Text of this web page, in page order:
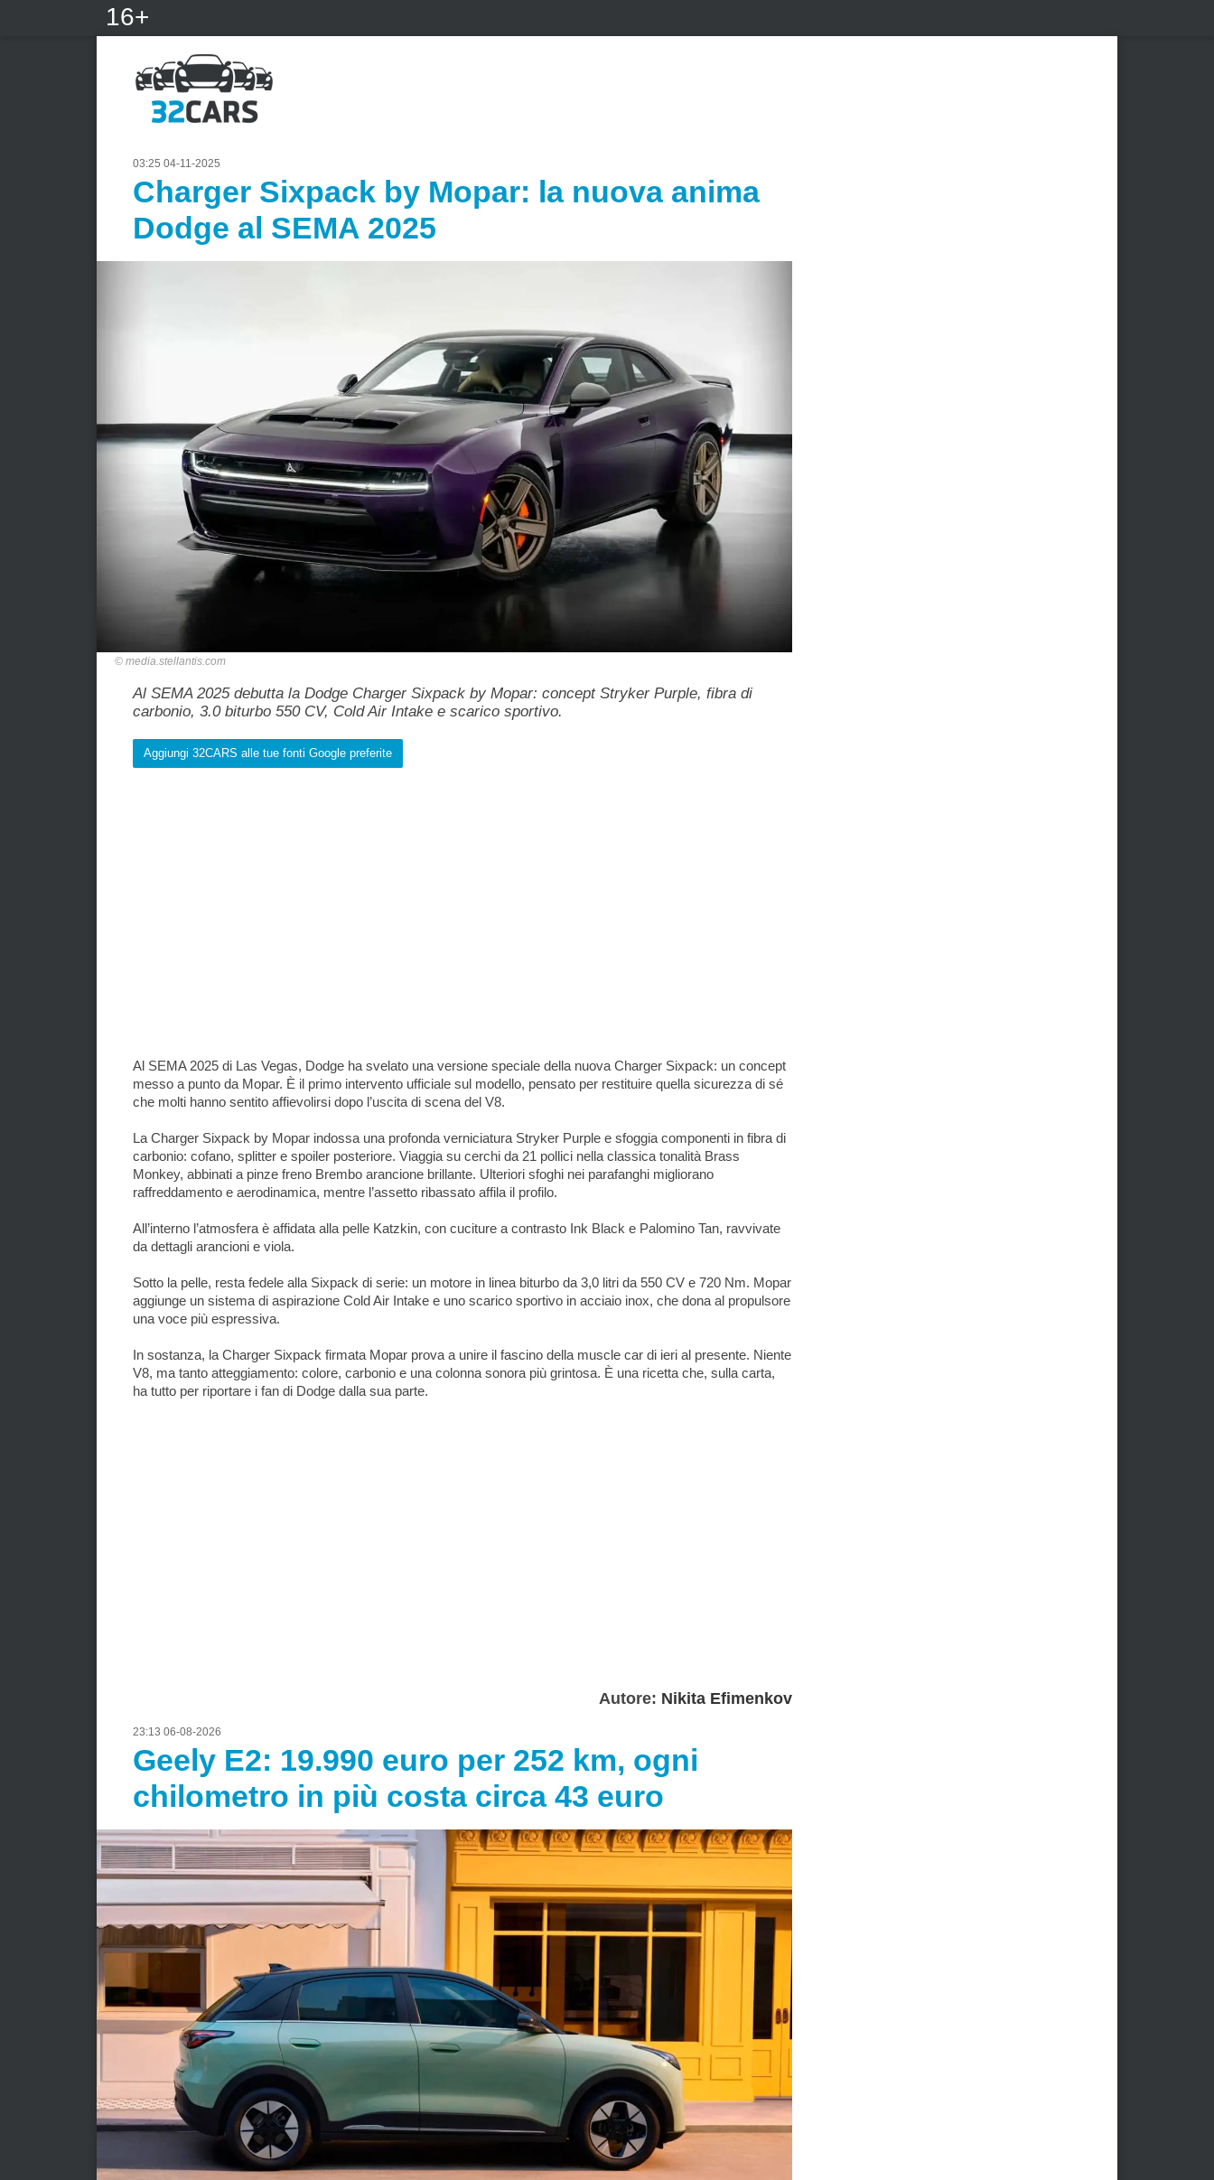
16+
03:25 04-11-2025
Charger Sixpack by Mopar: la nuova anima
Dodge al SEMA 2025
media.stellantis.com
Al SEMA 2025 debutta la Dodge Charger Sixpack by Mopar: concept Stryker Purple, fibra di
carbonio, 3.0 biturbo 550 CV, Cold Air Intake e scarico sportivo.
Aggiungi 32CARS alle tue fonti Google preferite
Al SEMA 2025 di Las Vegas, Dodge ha svelato una versione speciale della nuova Charger Sixpack: un concept
messo a punto da Mopar. È il primo intervento ufficiale sul modello, pensato per restituire quella sicurezza di sé
che molti hanno sentito affievolirsi dopo l’uscita di scena del V8.
La Charger Sixpack by Mopar indossa una profonda verniciatura Stryker Purple e sfoggia componenti in fibra di
carbonio: cofano, splitter e spoiler posteriore. Viaggia su cerchi da 21 pollici nella classica tonalità Brass
Monkey, abbinati a pinze freno Brembo arancione brillante. Ulteriori sfoghi nei parafanghi migliorano
raffreddamento e aerodinamica, mentre l’assetto ribassato affila il profilo.
All’interno l’atmosfera è affidata alla pelle Katzkin, con cuciture a contrasto Ink Black e Palomino Tan, ravvivate
da dettagli arancioni e viola.
Sotto la pelle, resta fedele alla Sixpack di serie: un motore in linea biturbo da 3,0 litri da 550 CV e 720 Nm. Mopar
aggiunge un sistema di aspirazione Cold Air Intake e uno scarico sportivo in acciaio inox, che dona al propulsore
una voce più espressiva.
In sostanza, la Charger Sixpack firmata Mopar prova a unire il fascino della muscle car di ieri al presente. Niente
V8, ma tanto atteggiamento: colore, carbonio e una colonna sonora più grintosa. È una ricetta che, sulla carta,
ha tutto per riportare i fan di Dodge dalla sua parte.
Autore: Nikita Efimenkov
23:13 06-08-2026
Geely E2: 19.990 euro per 252 km, ogni
chilometro in più costa circa 43 euro